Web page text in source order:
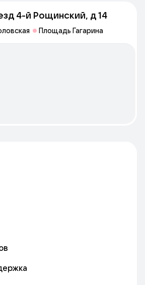
4-й Рощинский, д 14
Площадь Гагарина